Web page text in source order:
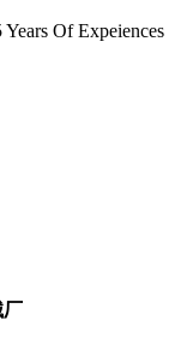
Of Expeiences
厂